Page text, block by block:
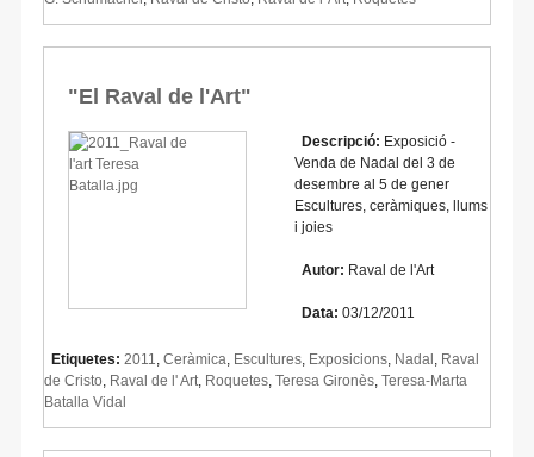
"El Raval de l'Art"
Descripció: Exposició -
Venda de Nadal del 3 de
desembre al 5 de gener
Escultures, ceràmiques, llums
i joies
Autor: Raval de l'Art
Data: 03/12/2011
Etiquetes: 2011 Ceràmica Escultures Exposicions Nadal Raval
de Cristo Raval de l' Art Roquetes Teresa Gironès Teresa-Marta
Batalla Vidal